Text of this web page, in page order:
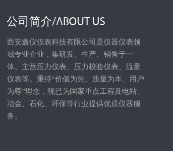
公司简介/ABOUT US
西安鑫仪仪表科技有限公司是仪器仪表领
域专业企业，集研发、生产、销售于一
体。主营压力仪表、压力校验仪表、流量
仪表等。秉持“价值为先、质量为本、用户
为尊”理念，现已为国家重点工程及电站、
冶金、石化、环保等行业提供优质仪器服
务。